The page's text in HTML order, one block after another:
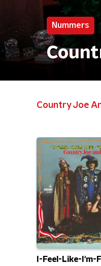
Nummers
Country Joe
I-Feel-Like-I'm-